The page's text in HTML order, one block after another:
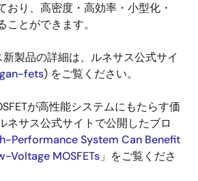
おり、高密度・高効率・小型化・
とができます。
製品の詳細は、ルネサス公式サイ
fets) をご覧ください。
が高性能システムにもたらす価
ネサス公式サイトで公開したブロ
Performance System Can Benefit
Voltage MOSFETs」をご覧くださ